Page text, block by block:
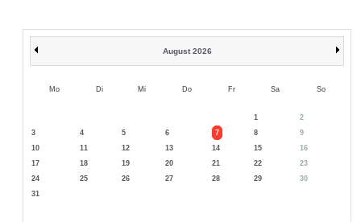
August 2026
Mo Di Mi Do Fr Sa So
1
2
3
4 5 6 7 8
9
10
11 12 13 14 15
16
17
18 19 20 21 22
23
24
25 26 27 28 29
30
31